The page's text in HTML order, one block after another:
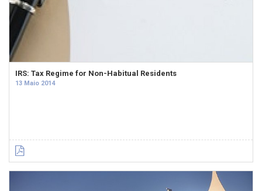
IRS: Tax Regime for Non-Habitual Residents
13 Maio 2014